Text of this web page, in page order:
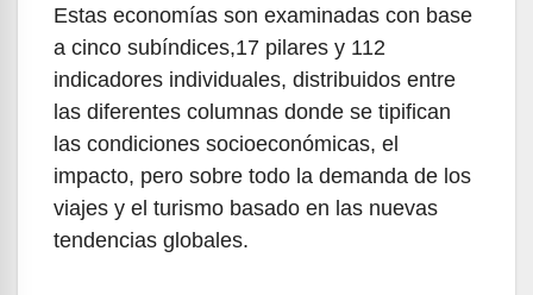
Estas economías son examinadas con base
a cinco subíndices,17 pilares y 112
indicadores individuales, distribuidos entre
las diferentes columnas donde se tipifican
las condiciones socioeconómicas, el
impacto, pero sobre todo la demanda de los
viajes y el turismo basado en las nuevas
tendencias globales.